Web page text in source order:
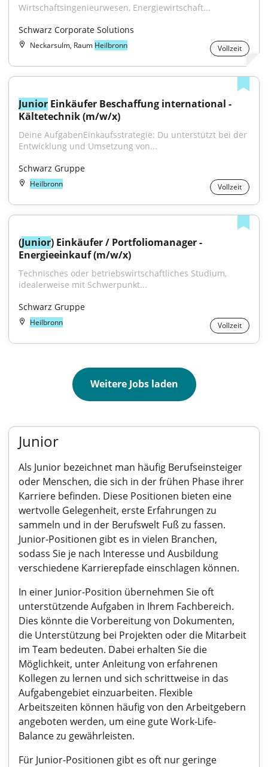
Wirtschaftsingenieurwesen, Energiewirtschaft...
Schwarz Corporate Solutions
Neckarsulm, Raum Heilbronn Vollzeit
Junior Einkäufer Beschaffung international -
Kältetechnik (m/w/x)
Deine AufgabenEinkaufsstrategie: Du unterstützt bei der
Entwicklung und Umsetzung von...
Schwarz Gruppe
Heilbronn Vollzeit
(Junior) Einkäufer / Portfoliomanager -
Energieeinkauf (m/w/x)
Technisches oder betriebswirtschaftliches Studium,
idealerweise mit Schwerpunkt...
Schwarz Gruppe
Heilbronn Vollzeit
Weitere Jobs laden
Junior
Als Junior bezeichnet man häufig Berufseinsteiger
oder Menschen, die sich in der frühen Phase ihrer
Karriere befinden. Diese Positionen bieten eine
wertvolle Gelegenheit, erste Erfahrungen zu
sammeln und in der Berufswelt Fuß zu fassen.
Junior-Positionen gibt es in vielen Branchen,
sodass Sie je nach Interesse und Ausbildung
verschiedene Karrierepfade einschlagen können.
In einer Junior-Position übernehmen Sie oft
unterstützende Aufgaben in Ihrem Fachbereich.
Dies könnte die Vorbereitung von Dokumenten,
die Unterstützung bei Projekten oder die Mitarbeit
im Team bedeuten. Dabei erhalten Sie die
Möglichkeit, unter Anleitung von erfahrenen
Kollegen zu lernen und sich schrittweise in das
Aufgabengebiet einzuarbeiten. Flexible
Arbeitszeiten können häufig von den Arbeitgebern
angeboten werden, um eine gute Work-Life-
Balance zu gewährleisten.
Für Junior-Positionen gibt es oft nur geringe